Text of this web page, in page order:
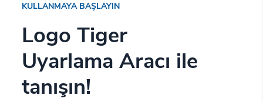
KULLANMAYA BAŞLAYIN
Logo Tiger
Uyarlama Aracı ile
tanışın!